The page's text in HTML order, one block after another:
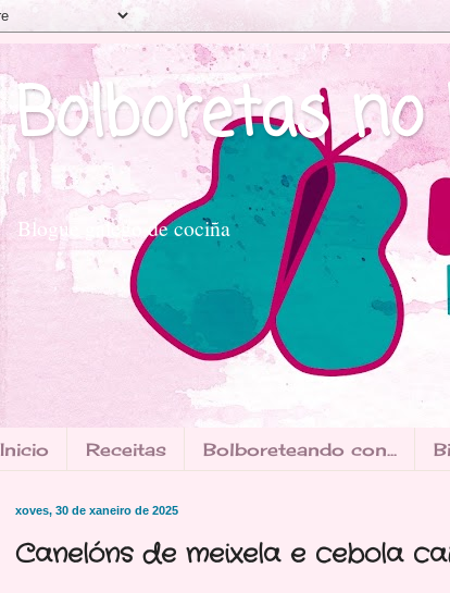
Bolboretas no
Blogue galego de cociña
Inicio Receitas Bolboreteando con...
xoves, 30 de xaneiro de 2025
Canelóns de meixela e cebola